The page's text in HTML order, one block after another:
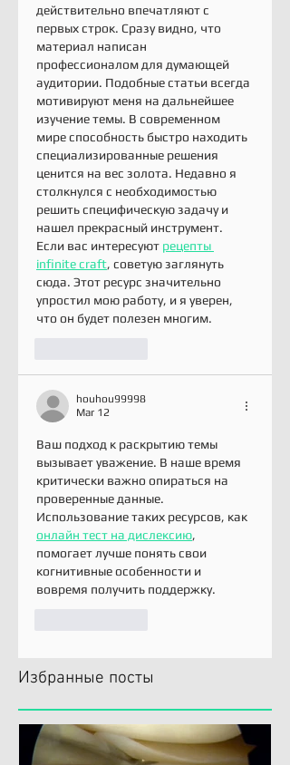
действительно впечатляют с
первых строк. Сразу видно, что
материал написан
профессионалом для думающей
аудитории. Подобные статьи всегда
мотивируют меня на дальнейшее
изучение темы. В современном
мире способность быстро находить
специализированные решения
ценится на вес золота. Недавно я
столкнулся с необходимостью
решить специфическую задачу и
нашел прекрасный инструмент.
Если вас интересуют рецепты
infinite craft, советую заглянуть
сюда. Этот ресурс значительно
упростил мою работу, и я уверен,
что он будет полезен многим.
houhou99998
Mar 12
Ваш подход к раскрытию темы
вызывает уважение. В наше время
критически важно опираться на
проверенные данные.
Использование таких ресурсов, как
онлайн тест на дислексию,
помогает лучше понять свои
когнитивные особенности и
вовремя получить поддержку.
Избранные посты